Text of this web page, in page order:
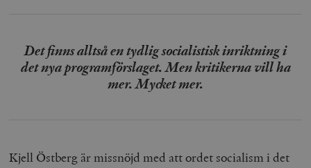
Det finns alltså en tydlig socialistisk inriktning i
det nya programförslaget. Men kritikerna vill ha
mer. Mycket mer.
Kjell Östberg är missnöjd med att ordet socialism i det